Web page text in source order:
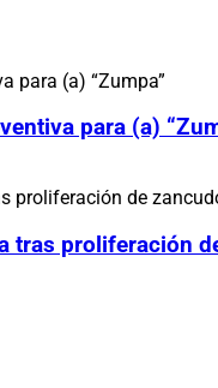
para (a)
tras proliferación